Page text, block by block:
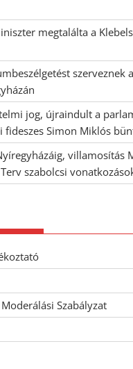
megtalálta a
szerveznek
jog, újraindult a
fideszes Simon Miklós
villamosítás
szabolcsi
Szabályzat